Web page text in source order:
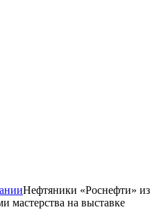
Нефтяники «Роснефти» из
на выставке